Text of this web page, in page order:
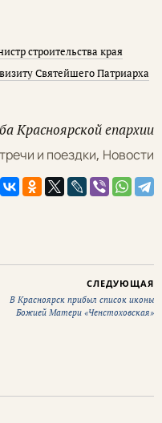
строительства края
Святейшего Патриарха
Красноярской епархии
и поездки, Новости
СЛЕДУЮЩАЯ
В Красноярск прибыл список иконы
Божией Матери «Ченстоховская»